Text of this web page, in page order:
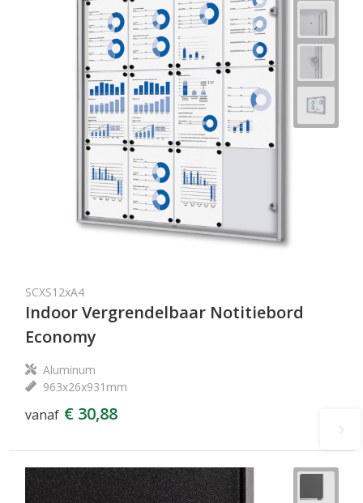
SCXS12xA4
Indoor Vergrendelbaar Notitiebord
Economy
Aluminum
963x26x931mm
vanaf € 30,88